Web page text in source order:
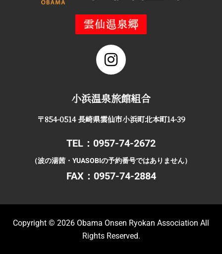
小浜温泉旅館組合
〒854-0514 長崎県雲仙市小浜町北本町14-39
TEL：0957-74-2672
（波の湯茜・YUASOBIの予約番号ではありません）
FAX：0957-74-2884
Copyright © 2026 Obama Onsen Ryokan Association All
Rights Reserved.